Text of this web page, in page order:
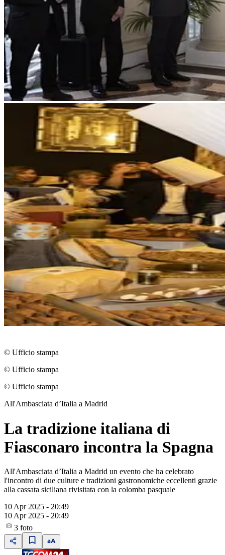
© Ufficio stampa
© Ufficio stampa
© Ufficio stampa
All'Ambasciata d’Italia a Madrid
La tradizione italiana di
Fiasconaro incontra la Spagna
All'Ambasciata d’Italia a Madrid un evento che ha celebrato
l'incontro di due culture e tradizioni gastronomiche eccellenti grazie
alla cassata siciliana rivisitata con la colomba pasquale
10 Apr 2025 - 20:49
10 Apr 2025 - 20:49
3 foto